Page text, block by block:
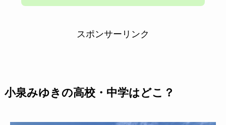
スポンサーリンク
小泉みゆきの高校・中学はどこ？